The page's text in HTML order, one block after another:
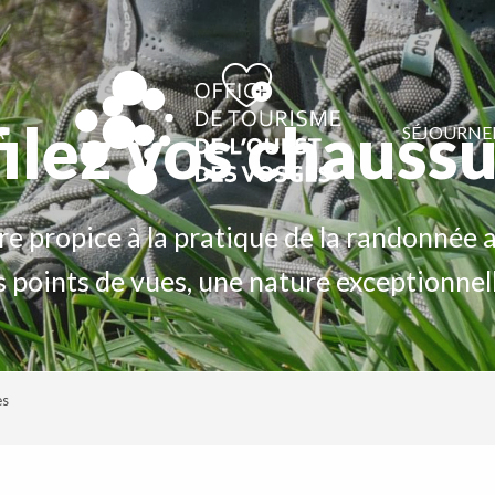
vos
propice à la pratique de la randonnée
points de vues, une nature